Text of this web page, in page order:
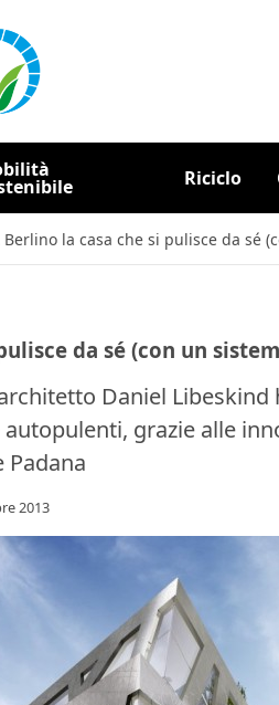
Riciclo
Berlino la casa che si pulisce da sé
da sé (con un
Daniel
grazie alle
Padana
2013